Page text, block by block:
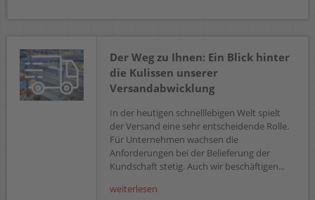
Der Weg zu Ihnen: Ein Blick hinter
die Kulissen unserer
Versandabwicklung
In der heutigen schnelllebigen Welt spielt
der Versand eine sehr entscheidende Rolle.
Für Unternehmen wachsen die
Anforderungen bei der Belieferung der
Kundschaft stetig. Auch wir beschäftigen...
weiterlesen